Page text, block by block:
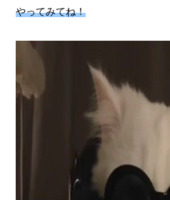
やってみてね！